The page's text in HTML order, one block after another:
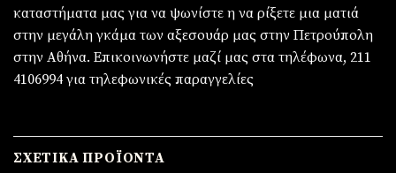
καταστήματα μας για να ψωνίστε η να ρίξετε μια ματιά
στην μεγάλη γκάμα των αξεσουάρ μας στην Πετρούπολη
στην Αθήνα. Επικοινωνήστε μαζί μας στα τηλέφωνα, 211
4106994 για τηλεφωνικές παραγγελίες
ΣΧΕΤΙΚΆ ΠΡΟΪΌΝΤΑ